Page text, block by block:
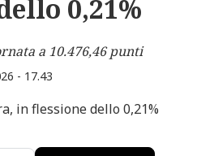
0,21%
a 10.476,46 punti
- 17.43